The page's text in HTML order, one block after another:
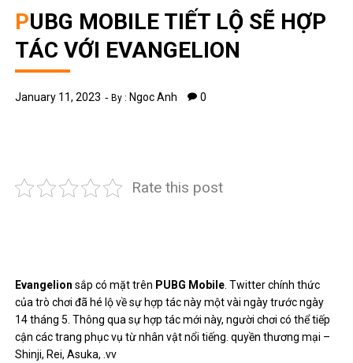
PUBG MOBILE TIẾT LỘ SẼ HỢP
TÁC VỚI EVANGELION
January 11, 2023 By : Ngoc Anh 0
Rate this post
Evangelionsắp có mặt trên PUBG Mobile . Twitter chính thức
của trò chơi đã hé lộ về sự hợp tác này một vài ngày trước ngày
14 tháng 5. Thông qua sự hợp tác mới này, người chơi có thể tiếp
cận các trang phục vụ từ nhân vật nổi tiếng. quyền thương mại –
Shinji, Rei, Asuka, .vv